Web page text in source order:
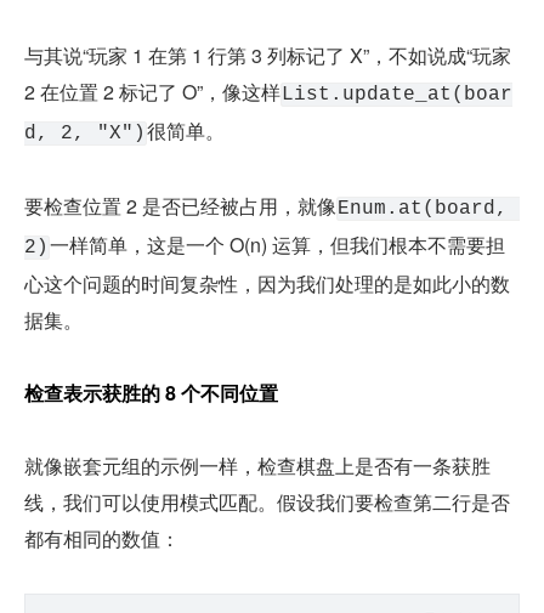
与其说“玩家 1 在第 1 行第 3 列标记了 X”，不如说成“玩家
2 在位置 2 标记了 O”，像这样List.update_at(boar
d, 2, "X") 很简单。
要检查位置 2 是否已经被占用，就像Enum.at(board,
2) 一样简单，这是一个 O(n) 运算，但我们根本不需要担
心这个问题的时间复杂性，因为我们处理的是如此小的数
据集。
检查表示获胜的 8 个不同位置
就像嵌套元组的示例一样，检查棋盘上是否有一条获胜
线，我们可以使用模式匹配。假设我们要检查第二行是否
都有相同的数值：